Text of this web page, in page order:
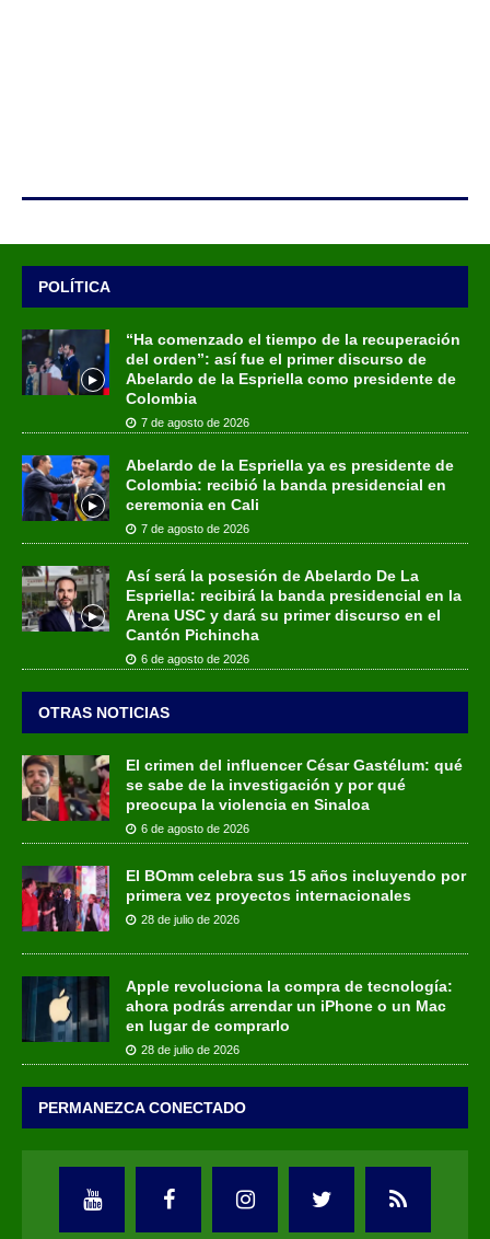
POLÍTICA
“Ha comenzado el tiempo de la recuperación
del orden”: así fue el primer discurso de
Abelardo de la Espriella como presidente de
Colombia
7 de agosto de 2026
Abelardo de la Espriella ya es presidente de
Colombia: recibió la banda presidencial en
ceremonia en Cali
7 de agosto de 2026
Así será la posesión de Abelardo De La
Espriella: recibirá la banda presidencial en la
Arena USC y dará su primer discurso en el
Cantón Pichincha
6 de agosto de 2026
OTRAS NOTICIAS
El crimen del influencer César Gastélum: qué
se sabe de la investigación y por qué
preocupa la violencia en Sinaloa
6 de agosto de 2026
El BOmm celebra sus 15 años incluyendo por
primera vez proyectos internacionales
28 de julio de 2026
Apple revoluciona la compra de tecnología:
ahora podrás arrendar un iPhone o un Mac
en lugar de comprarlo
28 de julio de 2026
PERMANEZCA CONECTADO